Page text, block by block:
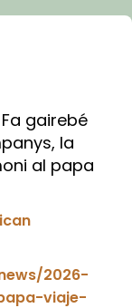
gairebé
la
al papa
2026-
viaje-